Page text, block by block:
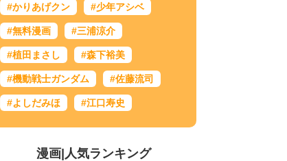
#かりあげクン #少年アシベ
#無料漫画 #三浦涼介
#植田まさし #森下裕美
#機動戦士ガンダム #佐藤流司
#よしだみほ #江口寿史
漫画| 人気ランキング